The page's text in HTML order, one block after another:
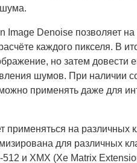
шума.
Image Denoise позволяет
каждого пикселя. В
но затем довести
шумов. При наличии
применять даже для
применяться на различных
для различных
512 и XMX (Xe Matrix